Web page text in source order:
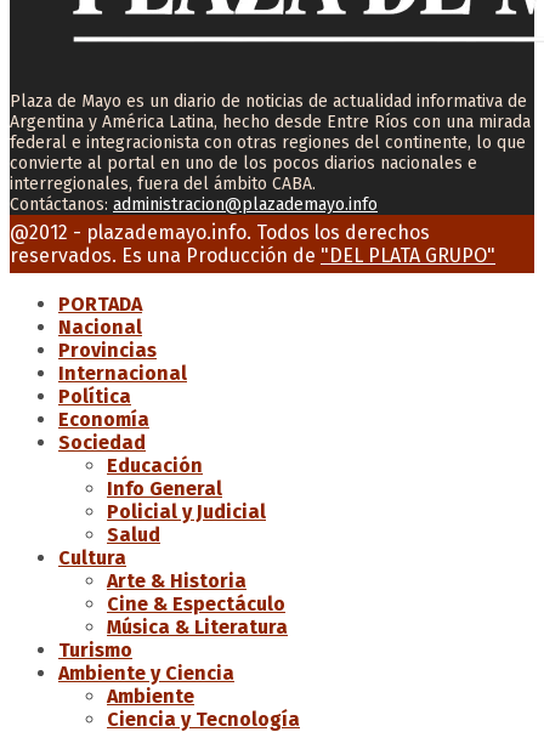
Plaza de Mayo es un diario de noticias de actualidad informativa de
Argentina y América Latina, hecho desde Entre Ríos con una mirada
federal e integracionista con otras regiones del continente, lo que
convierte al portal en uno de los pocos diarios nacionales e
interregionales, fuera del ámbito CABA.
Contáctanos: administracion@plazademayo.info
Facebook
Twitter
Instagram
Youtube
Email
@2012 - plazademayo.info. Todos los derechos
reservados. Es una Producción de "DEL PLATA GRUPO"
PORTADA
Nacional
Provincias
Internacional
Política
Economía
Sociedad
Educación
Info General
Policial y Judicial
Salud
Cultura
Arte & Historia
Cine & Espectáculo
Música & Literatura
Turismo
Ambiente y Ciencia
Ambiente
Ciencia y Tecnología